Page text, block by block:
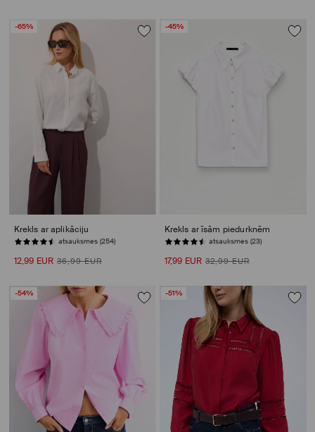
-65%
Krekls ar aplikāciju
PĒDĒJĀS PRECES
12,99 EUR 36,99 EUR
-45%
Krekls ar īsām piedurknēm
PĒDĒJĀS PRECES
17,99 EUR 32,99 EUR
-54% -51%